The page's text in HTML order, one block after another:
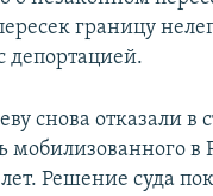
границу
депортацией.
снова отказали в
мобилизованного в
Решение суда